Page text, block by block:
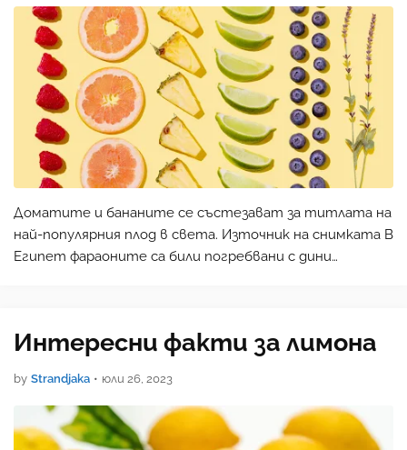
Доматите и бананите се състезават за титлата на
най-популярния плод в света. Източник на снимката В
Египет фараоните са били погребвани с дини
Интересни факти за лимона
by Strandjaka • юли 26, 2023